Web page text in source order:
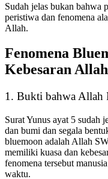
Sudah jelas bukan bahwa
peristiwa dan fenomena
Allah.
Fenomena
Kebesaran Allah
1. Bukti bahwa Allah
Surat Yunus ayat 5 sudah
dan bumi dan segala
bluemoon adalah Allah
memiliki kuasa dan
fenomena tersebut
waktu.